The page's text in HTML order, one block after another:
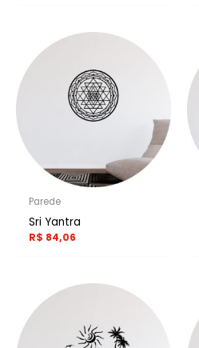
Parede
Sri Yantra
R$ 84,06